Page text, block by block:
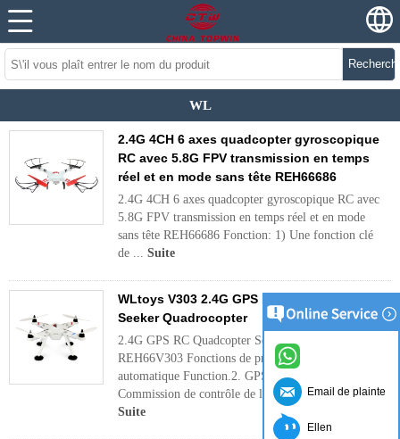
WL
2.4G 4CH 6 axes quadcopter gyroscopique
RC avec 5.8G FPV transmission en temps
réel et en mode sans tête REH66686
2.4G 4CH 6 axes quadcopter gyroscopique RC avec
5.8G FPV transmission en temps réel et en mode
sans tête REH66686 Fonction: 1) Une fonction clé
de ... Suite
WLtoys V303 2.4G GPS RC Quadcopter
Seeker Quadrocopter
2.4G GPS RC Quadcopter Seeker Quadrocopter
REH66V303 Fonctions de produit 1 GPS Pilote
automatique Function.2. GPS Flight Control
Commission de contrôle de la hauteur. 3 CF H ...
Suite
Email de plainte
Ellen